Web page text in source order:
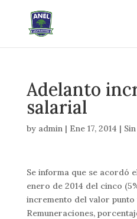
Adelanto
salarial
by admin| Ene 17, 2014 |
Se informa que se acordó
enero de 2014 del cinco
incremento del valor
Remuneraciones,